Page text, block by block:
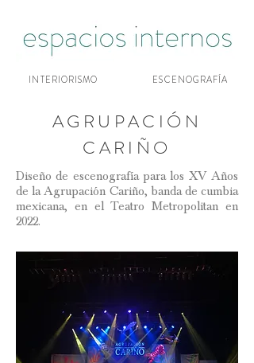
INTERIORISMO ESCENOGRAFÍA
AGRUPACIÓN
CARIÑO
Diseño de escenografía para los XV Años
de la Agrupación Cariño, banda de cumbia
mexicana, en el Teatro Metropolitan en
2022.